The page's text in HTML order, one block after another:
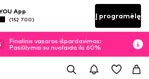
App
(152 700) Į programėlę
Finalinis vasaros išpardavimas:
Pasiūlymai su nuolaida iki 60%